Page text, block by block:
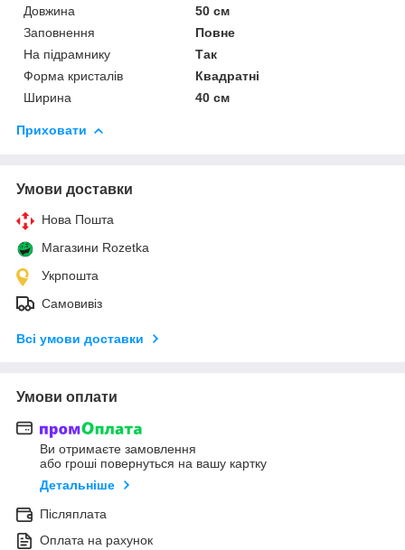
Довжина
50 см
Заповнення
Повне
На підрамнику
Так
Форма кристалів
Квадратні
Ширина
40 см
Приховати
Умови доставки
Нова Пошта
Магазини Rozetka
Укрпошта
Самовивіз
Всі умови доставки
Умови оплати
Ви отримаєте замовлення
або гроші повернуться на вашу картку
Детальніше
Післяплата
Оплата на рахунок